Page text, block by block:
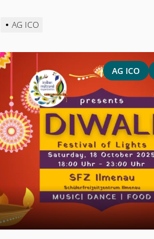
AG ICO
AG ICO